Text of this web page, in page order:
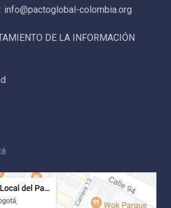
info@pactoglobal-colombia.org
DE LA INFORMACIÓN